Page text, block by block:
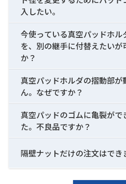
入したい。
今使っている真空パッドホル
を、別の継手に付替えたいが
か？
真空パッドホルダの摺動部が
ん。なぜですか？
真空パッドのゴムに亀裂がで
た。不良品ですか？
隔壁ナットだけの注文はでき